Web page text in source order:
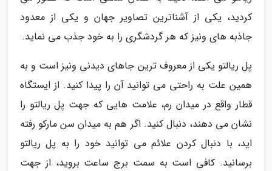
کردید، یکی از آشناترین تصاویر جهان و یکی از معدود
جاذبه های ونیز که هر گردشگری را به خود جذب می نماید.
پل ریالتو یکی از معروف ترین جاهای دیدنی ونیز است و به
همین علت به راحتی می توانید آن را پیدا کنید. از ایستگاه
قطار واقع در میدان رم، علامت هایی که جهت پل ریالتو را
نشان می دهند، دنبال کنید. اگر هم به میدان سن مارکو رفته
اید، با دنبال کردن علائم می توانید خود را به پل ریالتو
برسانید. کافی است به سمت برج ساعت بروید، از جهت